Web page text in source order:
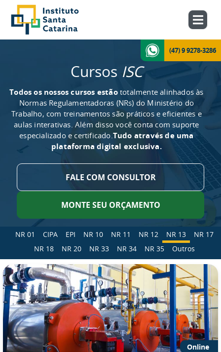
(47) 9 9278-3286
Cursos ISC
Todos os nossos cursos estãototalmente alinhados às
Normas Regulamentadoras (NRs) do Ministério do
Trabalho, com treinamentos são práticos e eficientes e
aulas interativas. Além disso você conta com suporte
especializado e certificado.Tudo através de uma
plataforma digital exclusiva.
FALE COM CONSULTOR
MONTE SEU ORÇAMENTO
NR 01 CIPA EPI NR 10 NR 11 NR 12 NR 13
NR 17
NR 18
NR 20 NR 33 NR 34 NR 35 Outros
Online